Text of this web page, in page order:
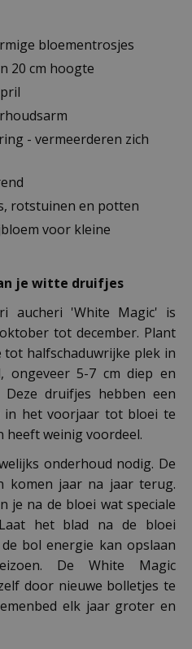
bloementrosjes
20 cm hoogte
- vermeerderen zich
rotstuinen en potten
voor kleine
je witte druifjes
aucheri 'White Magic' is
tot december. Plant
halfschaduwrijke plek in
ongeveer 5-7 cm diep en
druifjes hebben een
in het voorjaar tot bloei te
heeft weinig voordeel.
onderhoud nodig. De
komen jaar na jaar terug.
je na de bloei wat speciale
het blad na de bloei
bol energie kan opslaan
De White Magic
door nieuwe bolletjes te
elk jaar groter en